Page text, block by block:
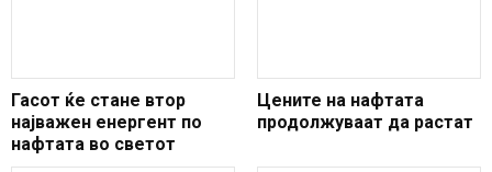
Гасот ќе стане втор
најважен енергент по
нафтата во светот
Цените на нафтата
продолжуваат да растат